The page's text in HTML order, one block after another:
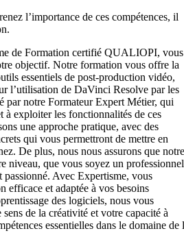
l’importance de ces compétences, il
de Formation certifié QUALIOPI, vous
objectif. Notre formation vous offre la
essentiels de post-production vidéo,
l’utilisation de DaVinci Resolve par les
par notre Formateur Expert Métier, qui
à exploiter les fonctionnalités de ces
une approche pratique, avec des
qui vous permettront de mettre en
De plus, nous nous assurons que notre
niveau, que vous soyez un professionnel
passionné. Avec Expertisme, vous
efficace et adaptée à vos besoins
des logiciels, nous vous
de la créativité et votre capacité à
essentielles dans le domaine de